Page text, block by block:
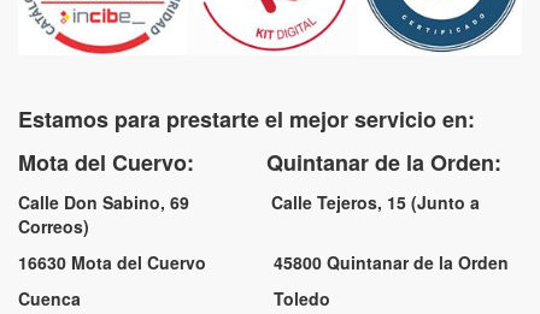
Estamos para prestarte el mejor servicio en:
Mota del Cuervo: Quintanar de la Orden:
Calle Don Sabino, 69 Calle Tejeros, 15 (Junto a
Correos)
16630 Mota del Cuervo 45800 Quintanar de la Orden
Cuenca Toledo